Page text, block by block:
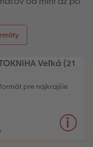
Veľká (21
pre najkrajšie